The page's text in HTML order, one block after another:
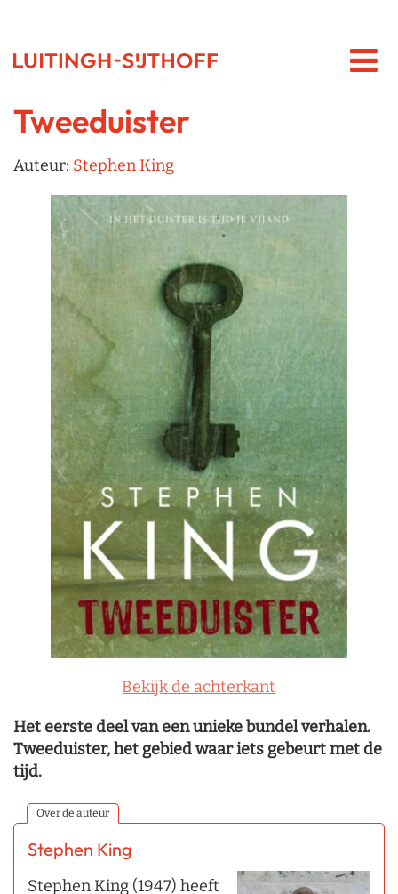
Tweeduister
Auteur: Stephen King
Bekijk de achterkant
Het eerste deel van een unieke bundel verhalen.
Tweeduister, het gebied waar iets gebeurt met de
tijd.
Over de auteur
Stephen King
Stephen King (1947) heeft